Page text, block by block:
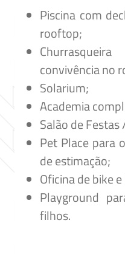
Piscina com
rooftop;
convivência no
Solarium;
Academia
Salão de
Pet Place para
de estimação;
Oficina de bike
Playground
filhos.